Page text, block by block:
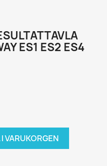
ES1 ES2 ES4
VARUKORGEN